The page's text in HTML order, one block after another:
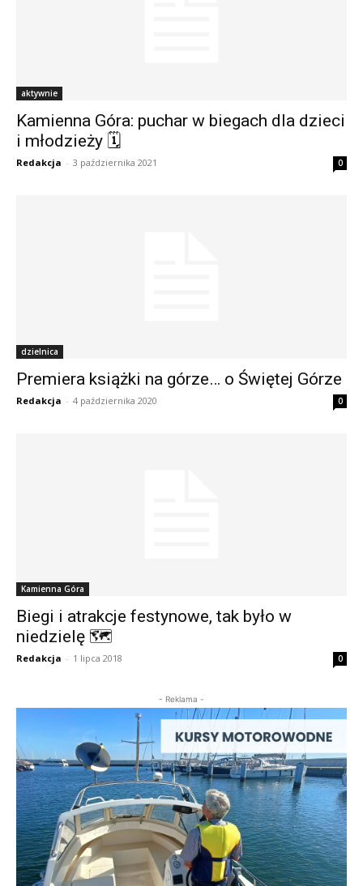
aktywnie
Kamienna Góra: puchar w biegach dla dzieci
i młodzieży 🗓
Redakcja - 3 października 2021 0
dzielnica
Premiera książki na górze… o Świętej Górze
Redakcja - 4 października 2020 0
Kamienna Góra
Biegi i atrakcje festynowe, tak było w
niedzielę 🗺
Redakcja - 1 lipca 2018 0
- Reklama -